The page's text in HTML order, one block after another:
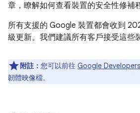
章，瞭解如何查看裝置的安全性修補
所有支援的 Google 裝置都會收到
級更新。我們建議所有客戶接受這些
附註： 您可以前往 Google
韌體映像檔。